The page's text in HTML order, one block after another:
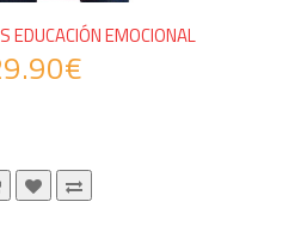
EDUCACIÓN EMOCIONAL